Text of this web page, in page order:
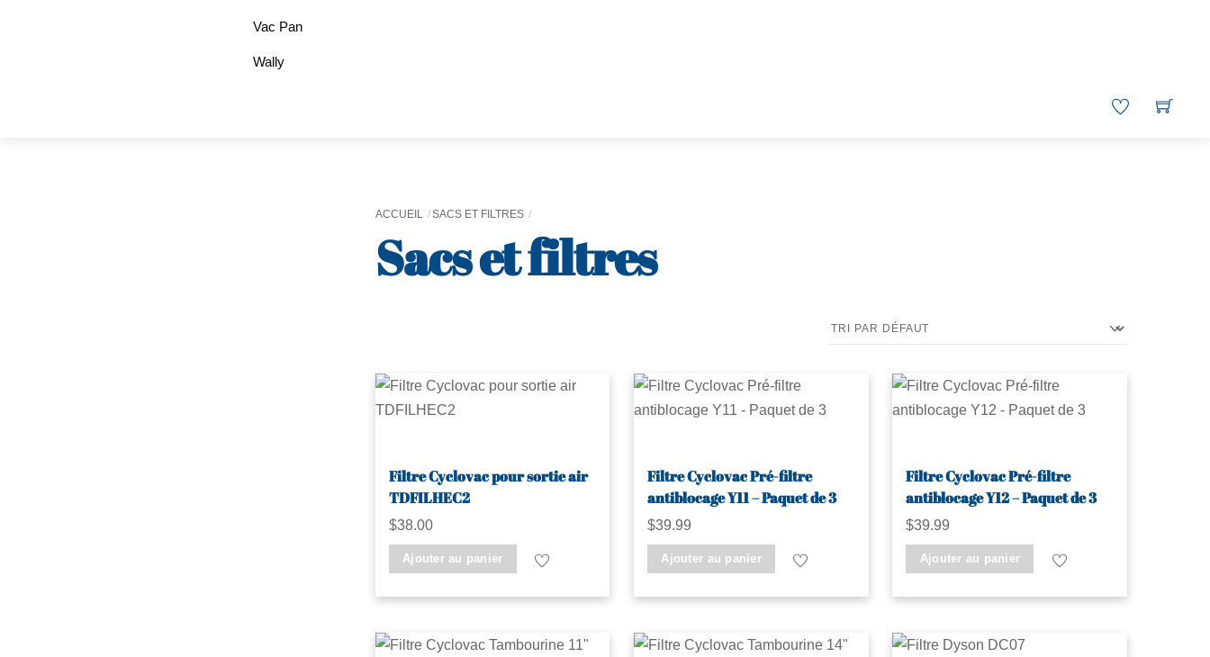
Vac Pan
Wally
ACCUEIL SACS ET FILTRES
Sacs et filtres
Filtre Cyclovac pour sortie air
TDFILHEC2
$38.00
Ajouter au panier
Filtre Cyclovac Pré-filtre
antiblocage Y11 – Paquet de 3
$39.99
Ajouter au panier
Filtre Cyclovac Pré-filtre
antiblocage Y12 – Paquet de 3
$39.99
Ajouter au panier